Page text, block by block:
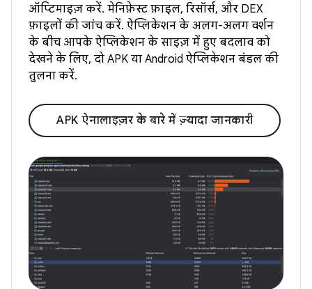
ऑप्टिमाइज़ करें. मेनिफ़ेस्ट फ़ाइल, रिसॉर्स, और DEX
फ़ाइलों की जांच करें. ऐप्लिकेशन के अलग-अलग वर्शन
के बीच आपके ऐप्लिकेशन के साइज़ में हुए बदलाव को
देखने के लिए, दो APK या Android ऐप्लिकेशन बंडल की
तुलना करें.
APK ऐनालाइज़र के बारे में ज़्यादा जानकारी